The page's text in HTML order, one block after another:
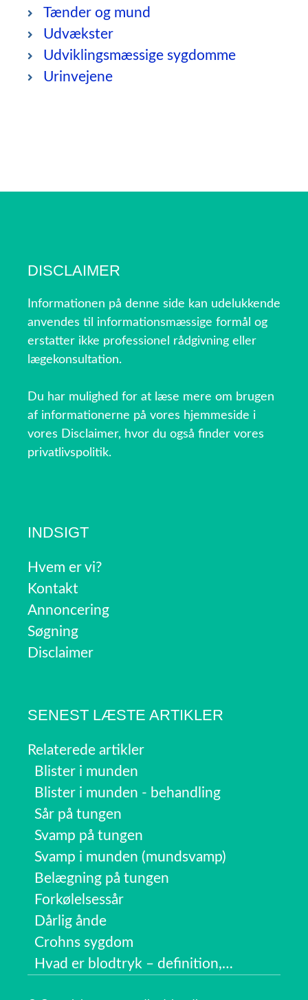
Tænder og mund
Udvækster
Udviklingsmæssige sygdomme
Urinvejene
DISCLAIMER
Informationen på denne side kan udelukkende
anvendes til informationsmæssige formål og
erstatter ikke professionel rådgivning eller
lægekonsultation.
Du har mulighed for at læse mere om brugen
af informationerne på vores hjemmeside i
vores Disclaimer, hvor du også finder vores
privatlivspolitik.
INDSIGT
Hvem er vi?
Kontakt
Annoncering
Søgning
Disclaimer
SENEST LÆSTE ARTIKLER
Relaterede artikler
Blister i munden
Blister i munden - behandling
Sår på tungen
Svamp på tungen
Svamp i munden (mundsvamp)
Belægning på tungen
Forkølelsessår
Dårlig ånde
Crohns sygdom
Hvad er blodtryk – definition,…